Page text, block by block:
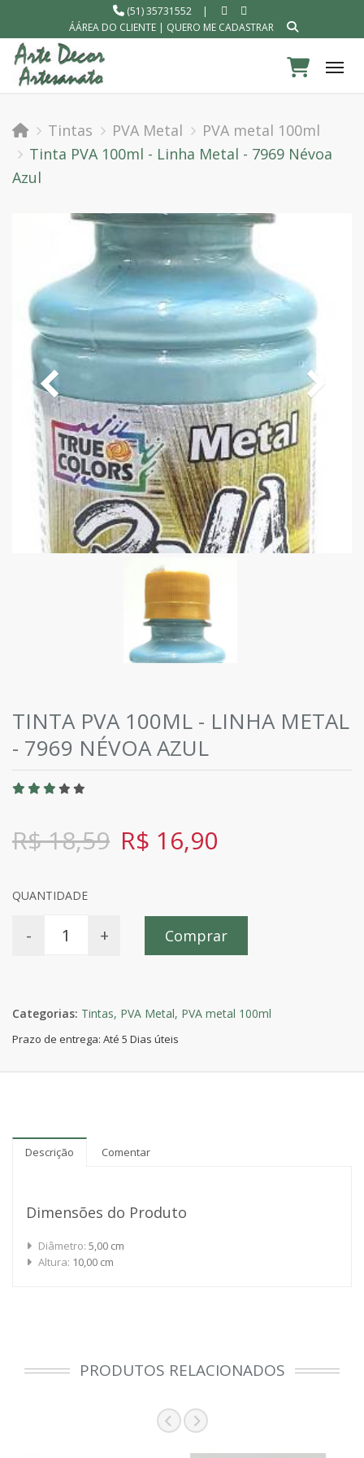
(51) 35731552
|
ÁÁREA DO CLIENTE| QUERO ME CADASTRAR
Tintas PVA Metal
PVA metal 100ml
Tinta PVA 100ml - Linha Metal - 7969 Névoa
Azul
TINTA PVA 100ML - LINHA METAL
- 7969 NÉVOA AZUL
R$ 18,59 R$ 16,90
QUANTIDADE
- + Comprar
Categorias: Tintas, PVA Metal, PVA metal 100ml
Prazo de entrega: Até 5 Dias úteis
Descrição Comentar
Dimensões do Produto
Diâmetro: 5,00 cm
Altura: 10,00 cm
PRODUTOS RELACIONADOS